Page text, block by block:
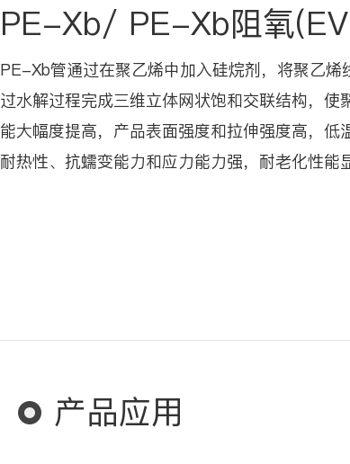
PE-Xb/ PE-Xb阻氧
PE-Xb管通过在聚乙烯中加入硅烷剂，将聚乙烯
过水解过程完成三维立体网状饱和交联结构，使
能大幅度提高，产品表面强度和拉伸强度高，低
耐热性、抗蠕变能力和应力能力强，耐老化性能
产品应用